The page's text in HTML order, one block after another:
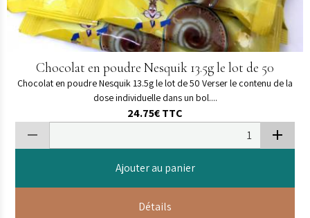
Chocolat en poudre Nesquik 13.5g le lot de 50
Chocolat en poudre Nesquik 13.5g le lot de 50 Verser le contenu de la
dose individuelle dans un bol....
24.75€TTC
Ajouter au panier
Détails